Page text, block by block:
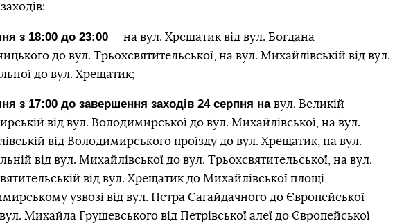
з 18:00 до 23:00— на вул. Хрещатик від вул. Богдана
до вул. Трьохсвятительської, на вул. Михайлівській від вул.
до вул. Хрещатик;
з 17:00 до завершення заходів 24 серпня на вул. Великій
від вул. Володимирської до вул. Михайлівської, на вул.
від Володимирського проїзду до вул. Хрещатик, на вул.
від вул. Михайлівської до вул. Трьохсвятительської, на вул.
від вул. Хрещатик до Михайлівської площі,
узвозі від вул. Петра Сагайдачного до Європейської
Михайла Грушевського від Петрівської алеї до Європейської